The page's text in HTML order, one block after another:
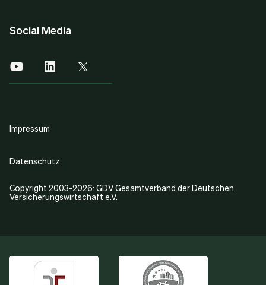
Social Media
Copyright 2003-2026: GDV Gesamtverband der Deutschen
Versicherungswirtschaft e.V.
Impressum
Datenschutz